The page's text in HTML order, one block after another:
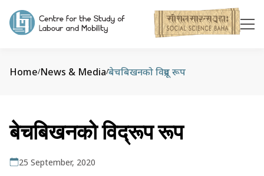
Home/News & Media/बेचबिखनको विद्रूप रूप
बेचबिखनको विद्रूप रूप
25 September, 2020